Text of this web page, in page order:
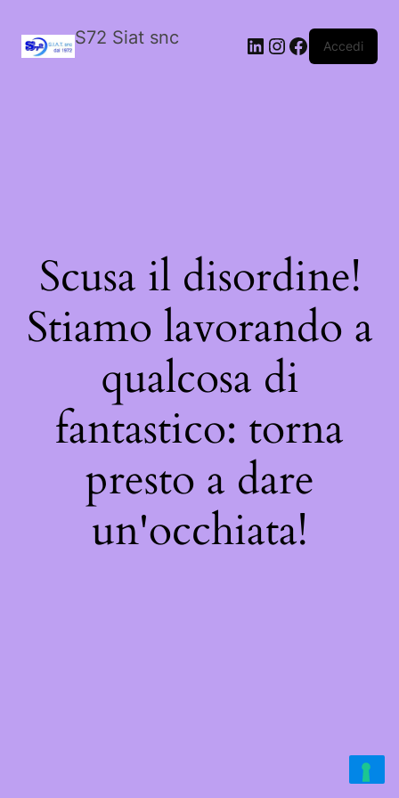
S72 Siat snc LinkedIn
Instagram
Facebook
Accedi
Scusa il disordine!
Stiamo lavorando a
qualcosa di
fantastico: torna
presto a dare
un'occhiata!